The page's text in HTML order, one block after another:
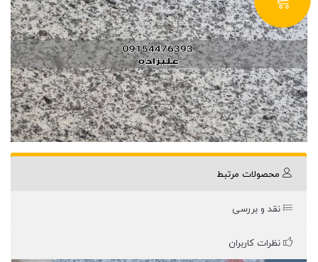
محصولات مرتبط
نقد و بررسی
نظرات کاربران